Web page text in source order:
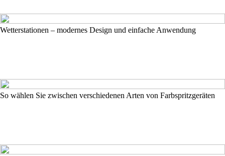
Wetterstationen – modernes Design und einfache Anwendung
So wählen Sie zwischen verschiedenen Arten von Farbspritzgeräten